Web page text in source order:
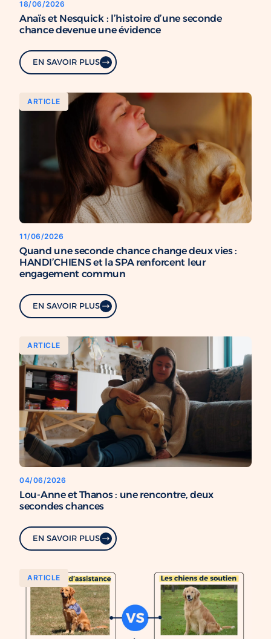
18/06/2026
Anaïs et Nesquick : l’histoire d’une seconde
chance devenue une évidence
EN SAVOIR PLUS
ARTICLE
11/06/2026
Quand une seconde chance change deux vies :
HANDI’CHIENS et la SPA renforcent leur
engagement commun
EN SAVOIR PLUS
ARTICLE
04/06/2026
Lou-Anne et Thanos : une rencontre, deux
secondes chances
EN SAVOIR PLUS
ARTICLE